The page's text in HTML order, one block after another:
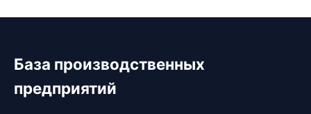
База производственных
предприятий